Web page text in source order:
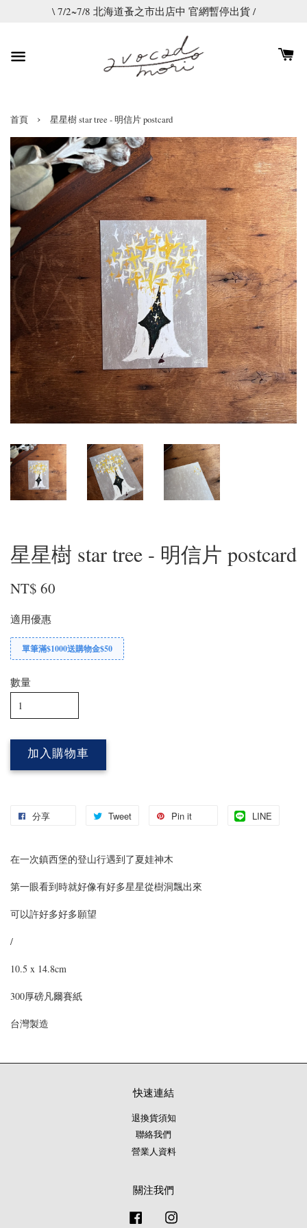
\ 7/2~7/8 北海道蚤之市出店中 官網暫停出貨 /
首頁 › 星星樹 star tree - 明信片 postcard
星星樹 star tree - 明信片 postcard
NT$ 60
適用優惠
單筆滿$1000送購物金$50
數量
加入購物車
分享 Tweet Pin it LINE
在一次鎮西堡的登山行遇到了夏娃神木
第一眼看到時就好像有好多星星從樹洞飄出來
可以許好多好多願望
/
10.5 x 14.8cm
300厚磅凡爾賽紙
台灣製造
快速連結
退換貨須知
聯絡我們
營業人資料
關注我們
Facebook